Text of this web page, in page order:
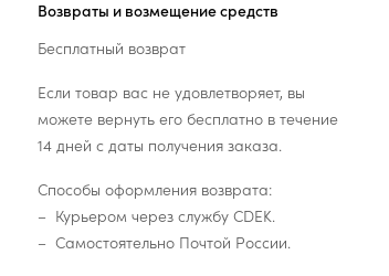
Возвраты и возмещение средств
Бесплатный возврат
Если товар вас не удовлетворяет, вы
можете вернуть его бесплатно в течение
14 дней с даты получения заказа.
Способы оформления возврата:
Курьером через службу CDEK.
Самостоятельно Почтой России.